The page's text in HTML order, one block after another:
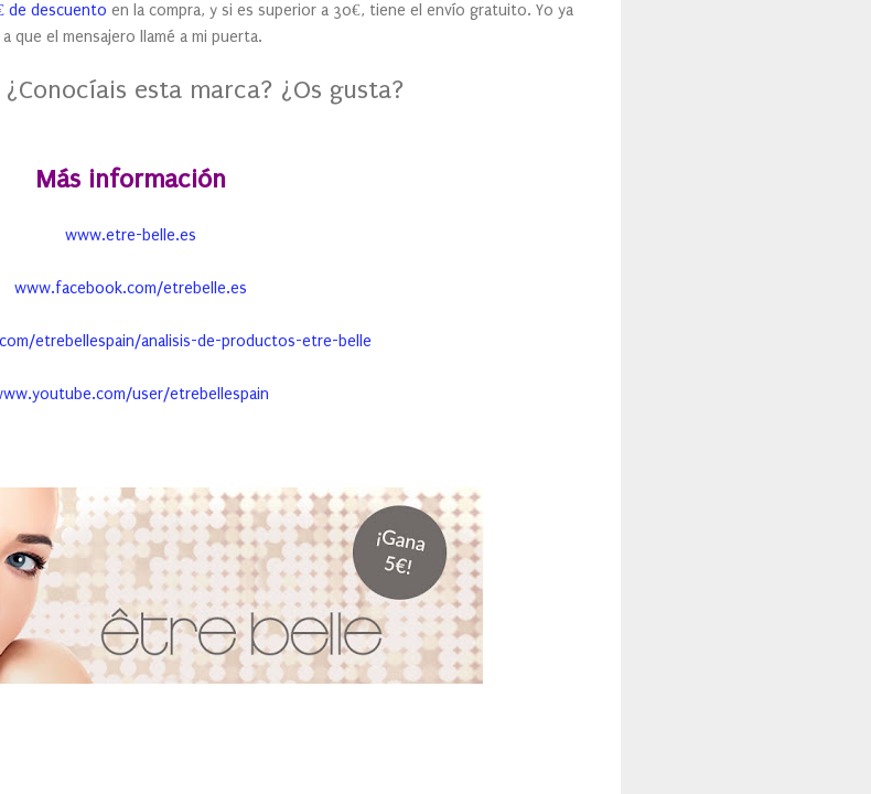
de descuento en la compra, y si es superior a 30€, tiene el envío gratuito. Yo ya
que el mensajero llamé a mi puerta.
esta marca? ¿Os gusta?
Más información
www.etre-belle.es
www.facebook.com/etrebelle.es
etrebellespain/analisis-de-productos-etre-belle
user/etrebellespain